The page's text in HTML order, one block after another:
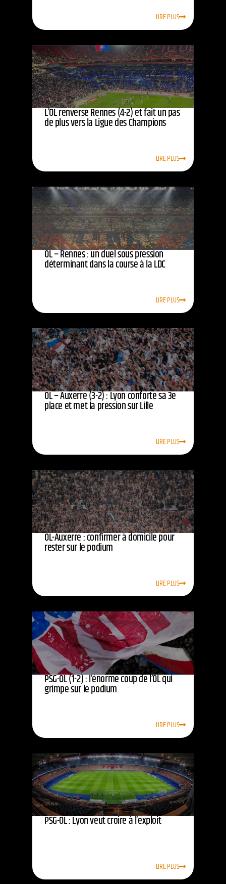
LIRE PLUS
L’OL renverse Rennes (4-2) et fait un pas
de plus vers la Ligue des Champions
LIRE PLUS
OL – Rennes : un duel sous pression
déterminant dans la course à la LDC
LIRE PLUS
OL – Auxerre (3-2) : Lyon conforte sa 3e
place et met la pression sur Lille
LIRE PLUS
OL-Auxerre : confirmer à domicile pour
rester sur le podium
LIRE PLUS
PSG-OL (1-2) : l’énorme coup de l’OL qui
grimpe sur le podium
LIRE PLUS
PSG-OL : Lyon veut croire à l’exploit
LIRE PLUS